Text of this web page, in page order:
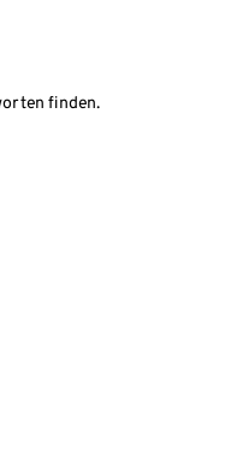
finden.